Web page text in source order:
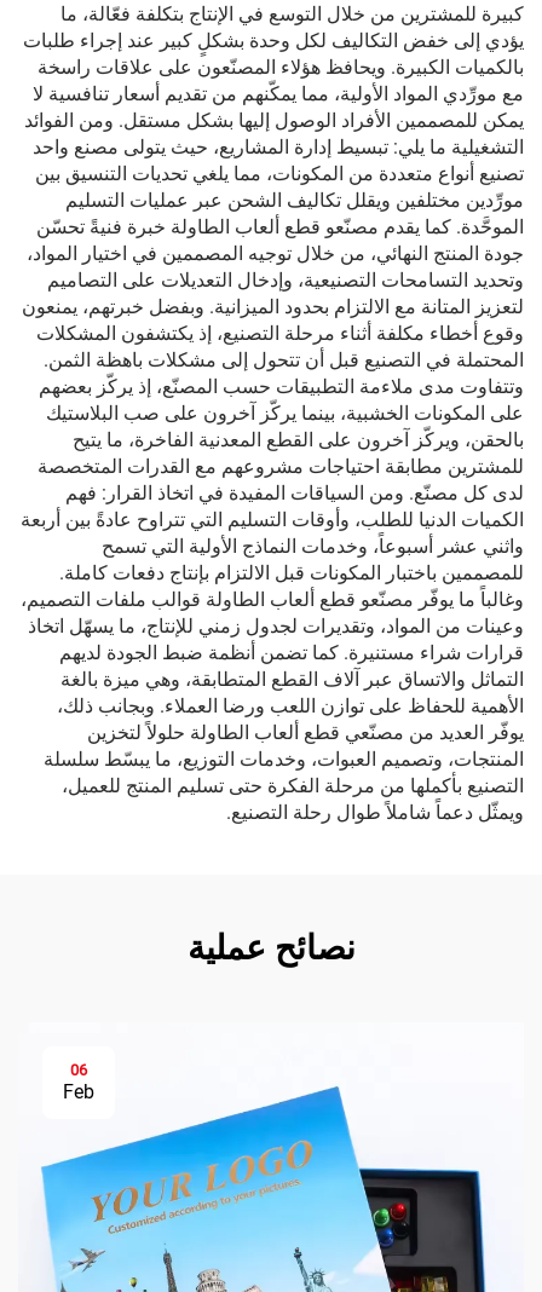
كبيرة للمشترين من خلال التوسع في الإنتاج بتكلفة فعّالة، ما
يؤدي إلى خفض التكاليف لكل وحدة بشكلٍ كبير عند إجراء طلبات
بالكميات الكبيرة. ويحافظ هؤلاء المصنّعون على علاقات راسخة
مع مورِّدي المواد الأولية، مما يمكّنهم من تقديم أسعار تنافسية لا
يمكن للمصممين الأفراد الوصول إليها بشكل مستقل. ومن الفوائد
التشغيلية ما يلي: تبسيط إدارة المشاريع، حيث يتولى مصنع واحد
تصنيع أنواع متعددة من المكونات، مما يلغي تحديات التنسيق بين
مورِّدين مختلفين ويقلل تكاليف الشحن عبر عمليات التسليم
الموحَّدة. كما يقدم مصنّعو قطع ألعاب الطاولة خبرة فنيةً تحسّن
جودة المنتج النهائي، من خلال توجيه المصممين في اختيار المواد،
وتحديد التسامحات التصنيعية، وإدخال التعديلات على التصاميم
لتعزيز المتانة مع الالتزام بحدود الميزانية. وبفضل خبرتهم، يمنعون
وقوع أخطاء مكلفة أثناء مرحلة التصنيع، إذ يكتشفون المشكلات
المحتملة في التصنيع قبل أن تتحول إلى مشكلات باهظة الثمن.
وتتفاوت مدى ملاءمة التطبيقات حسب المصنّع، إذ يركّز بعضهم
على المكونات الخشبية، بينما يركّز آخرون على صب البلاستيك
بالحقن، ويركّز آخرون على القطع المعدنية الفاخرة، ما يتيح
للمشترين مطابقة احتياجات مشروعهم مع القدرات المتخصصة
لدى كل مصنّع. ومن السياقات المفيدة في اتخاذ القرار: فهم
الكميات الدنيا للطلب، وأوقات التسليم التي تتراوح عادةً بين أربعة
واثني عشر أسبوعاً، وخدمات النماذج الأولية التي تسمح
للمصممين باختبار المكونات قبل الالتزام بإنتاج دفعات كاملة.
وغالباً ما يوفّر مصنّعو قطع ألعاب الطاولة قوالب ملفات التصميم،
وعينات من المواد، وتقديرات لجدول زمني للإنتاج، ما يسهّل اتخاذ
قرارات شراء مستنيرة. كما تضمن أنظمة ضبط الجودة لديهم
التماثل والاتساق عبر آلاف القطع المتطابقة، وهي ميزة بالغة
الأهمية للحفاظ على توازن اللعب ورضا العملاء. وبجانب ذلك،
يوفّر العديد من مصنّعي قطع ألعاب الطاولة حلولاً لتخزين
المنتجات، وتصميم العبوات، وخدمات التوزيع، ما يبسّط سلسلة
التصنيع بأكملها من مرحلة الفكرة حتى تسليم المنتج للعميل،
ويمثّل دعماً شاملاً طوال رحلة التصنيع.
نصائح عملية
06
Feb